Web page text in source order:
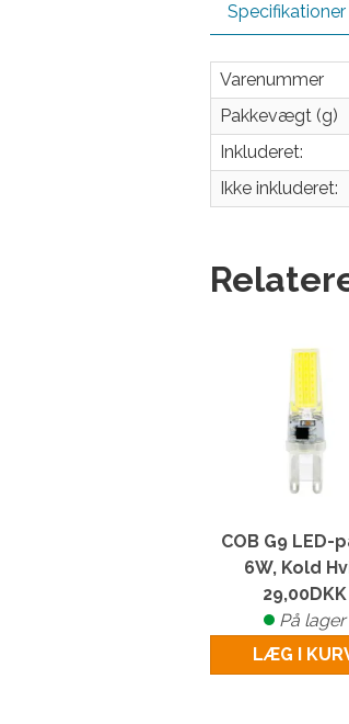
Specifikationer
Varenummer
Pakkevægt (g)
Inkluderet:
Ikke inkluderet:
COB G9 LED-
6W, Kold
29,00DKK
På lager
LÆG I